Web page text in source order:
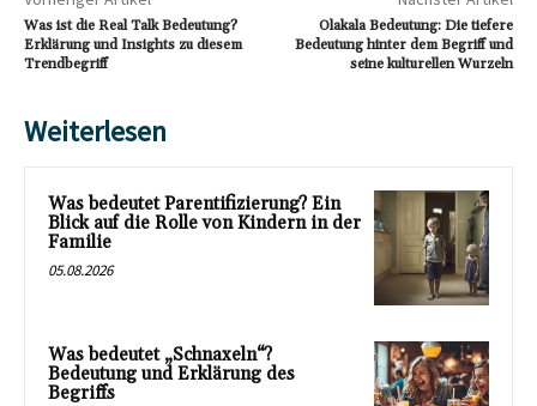
Was ist die Real Talk Bedeutung?
Erklärung und Insights zu diesem
Trendbegriff
Olakala Bedeutung: Die tiefere
Bedeutung hinter dem Begriff und
seine kulturellen Wurzeln
Weiterlesen
Was bedeutet Parentifizierung? Ein
Blick auf die Rolle von Kindern in der
Familie
05.08.2026
Was bedeutet „Schnaxeln“?
Bedeutung und Erklärung des
Begriffs